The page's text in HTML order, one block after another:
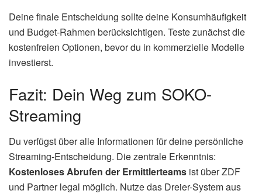
Deine finale Entscheidung sollte deine Konsumhäufigkeit
und Budget-Rahmen berücksichtigen. Teste zunächst die
kostenfreien Optionen, bevor du in kommerzielle Modelle
investierst.
Fazit: Dein Weg zum SOKO-
Streaming
Du verfügst über alle Informationen für deine persönliche
Streaming-Entscheidung. Die zentrale Erkenntnis:
Kostenloses Abrufen der Ermittlerteams ist über ZDF
und Partner legal möglich. Nutze das Dreier-System aus